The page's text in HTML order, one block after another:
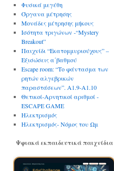
Φυσικά μεγέθη
Όργανα μέτρησης
Μονάδες μέτρησης μήκους
Ισότητα τριγώνων -“Mystery
Breakout”
Παιχνίδι “Εκατομμυριούχους” –
Εξισώσεις α΄βαθμού
Escape room: “Το φάντασμα των
ρητών αλγεβρικών
παραστάσεων”. A1.9-Α1.10
Θετικοί-Αρνητικοί αριθμοί -
ESCAPE GAME
Ηλεκτρισμός
Ηλεκτρισμός- Νόμος του Ωμ
Ψφιακά εκπαιδευτικά παιχνίδια